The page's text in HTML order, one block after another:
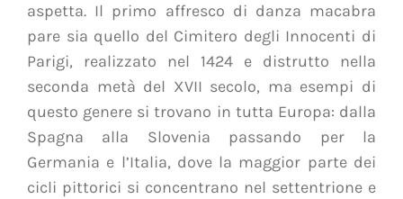
aspetta. Il primo affresco di danza macabra
pare sia quello del Cimitero degli Innocenti di
Parigi, realizzato nel 1424 e distrutto nella
seconda metà del XVII secolo, ma esempi di
questo genere si trovano in tutta Europa: dalla
Spagna alla Slovenia passando per la
Germania e l’Italia, dove la maggior parte dei
cicli pittorici si concentrano nel settentrione e